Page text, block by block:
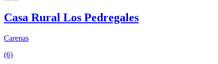
Casa Rural Los Pedregales
Carenas
(6)